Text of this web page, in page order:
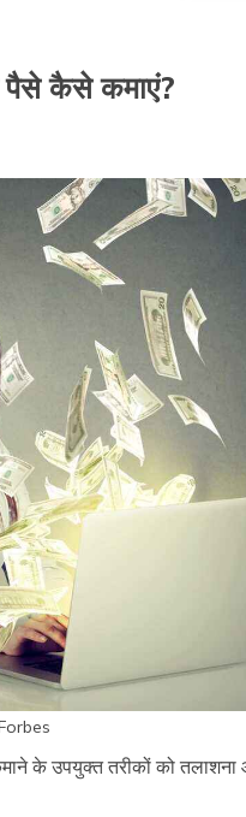
पैसे कैसे कमाएं?
के उपयुक्त तरीकों को तलाशना